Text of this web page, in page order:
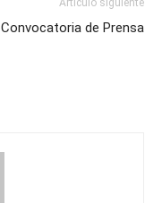
Artículo siguiente
Convocatoria de Prensa